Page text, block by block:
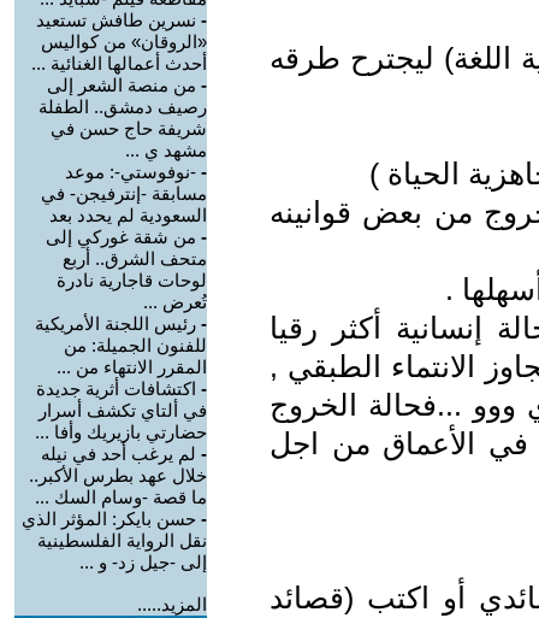
اللغة) ليجترح طرقه
الحياة )
من بعض قوانينه
.
إنسانية أكثر رقيا
الانتماء الطبقي ,
ووو ...فحالة الخروج
في الأعماق من اجل
أو اكتب (قصائد
- نسرين طافش تستعيد
«الروقان» من كواليس
أحدث أعمالها الغنائية ...
- من منصة الشعر إلى
رصيف دمشق.. الطفلة
شريفة حاج حسن في
مشهد ي ...
- -نوفوستي-: موعد
مسابقة -إنترفيجن- في
السعودية لم يحدد بعد
- من شقة غوركي إلى
متحف الشرق.. أربع
لوحات قاجارية نادرة
تُعرض ...
- رئيس اللجنة الأمريكية
للفنون الجميلة: من
المقرر الانتهاء من ...
- اكتشافات أثرية جديدة
في ألتاي تكشف أسرار
حضارتي بازيريك وأفا ...
- لم يرغب أحد في نيله
خلال عهد بطرس الأكبر..
ما قصة -وسام السك ...
- حسن بايكر: المؤثر الذي
نقل الرواية الفلسطينية
إلى -جيل زد- و ...
المزيد.....